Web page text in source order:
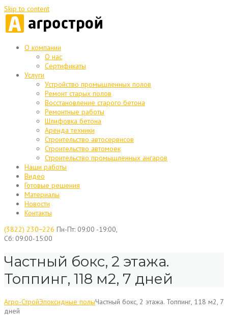
Skip to content
О компании
О нас
Сертификаты
Услуги
Устройство промышленных полов
Ремонт старых полов
Восстановление старого бетона
Ремонтные работы
Шлифовка бетона
Аренда техники
Строительство автосервисов
Строительство автомоек
Строительство промышленных ангаров
Наши работы
Видео
Готовые решения
Материалы
Новости
Контакты
(3822) 230−226 Пн-Пт: 09:00 -19:00,
Сб: 09:00-15:00
Частный бокс, 2 этажа.
Топпинг, 118 м2, 7 дней
Агро-СтройЭпоксидные полыЧастный бокс, 2 этажа. Топпинг, 118 м2, 7
дней